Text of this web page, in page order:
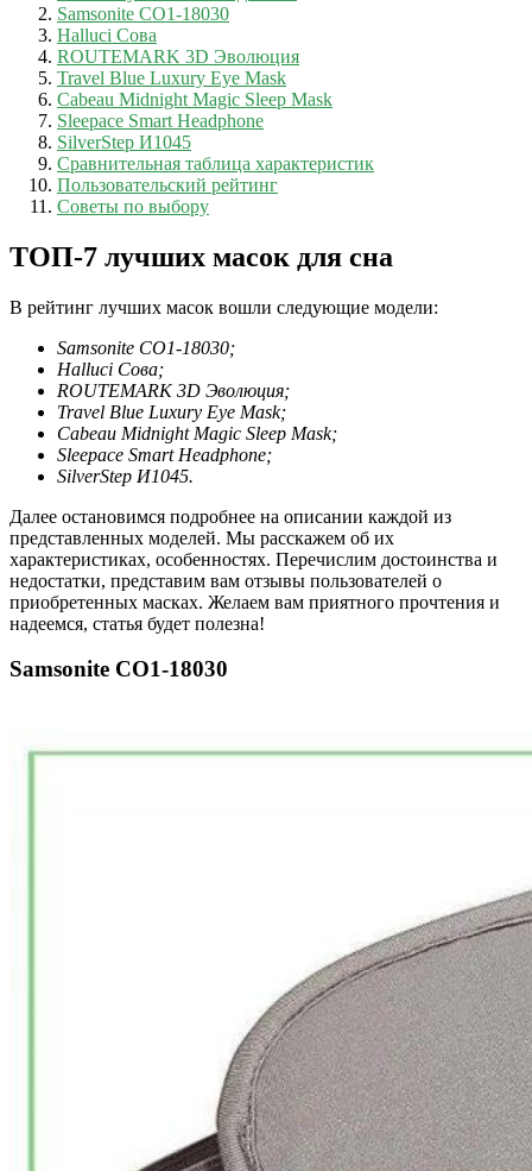
Samsonite CO1-18030
Halluci Сова
ROUTEMARK 3D Эволюция
Travel Blue Luxury Eye Mask
Cabeau Midnight Magic Sleep Mask
Sleepace Smart Headphone
SilverStep И1045
Сравнительная таблица характеристик
Пользовательский рейтинг
Советы по выбору
ТОП-7 лучших масок для сна
В рейтинг лучших масок вошли следующие модели:
Samsonite CO1-18030;
Halluci Сова;
ROUTEMARK 3D Эволюция;
Travel Blue Luxury Eye Mask;
Cabeau Midnight Magic Sleep Mask;
Sleepace Smart Headphone;
SilverStep И1045.
Далее остановимся подробнее на описании каждой из
представленных моделей. Мы расскажем об их
характеристиках, особенностях. Перечислим достоинства и
недостатки, представим вам отзывы пользователей о
приобретенных масках. Желаем вам приятного прочтения и
надеемся, статья будет полезна!
Samsonite CO1-18030